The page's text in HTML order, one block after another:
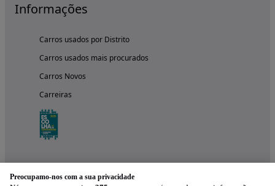
Informações
Carros usados por Distrito
Carros usados mais procurados
Carros Novos
Carreiras
Preocupamo-nos com a sua privacidade